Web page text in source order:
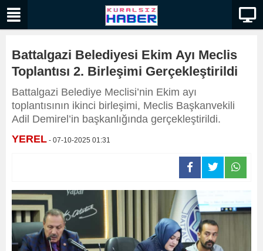
Battalgazi Belediyesi Ekim Ayı Meclis
Toplantısı 2. Birleşimi Gerçekleştirildi
Battalgazi Belediye Meclisi’nin Ekim ayı
toplantısının ikinci birleşimi, Meclis Başkanvekili
Adil Demirel’in başkanlığında gerçekleştirildi.
YEREL - 07-10-2025 01:31